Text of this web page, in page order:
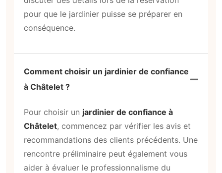
pour que le jardinier puisse se préparer en
conséquence.
Comment choisir un jardinier de confiance
à Châtelet ?
Pour choisir un jardinier de confiance à
Châtelet, commencez par vérifier les avis et
recommandations des clients précédents. Une
rencontre préliminaire peut également vous
aider à évaluer le professionnalisme du